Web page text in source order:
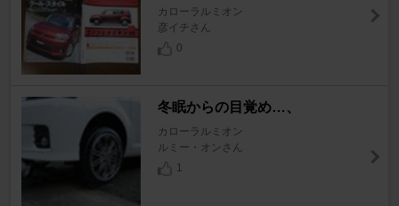
カローラルミオン
彦イチさん
0
冬眠からの目覚め…、
カローラルミオン
ルミー・オンさん
1